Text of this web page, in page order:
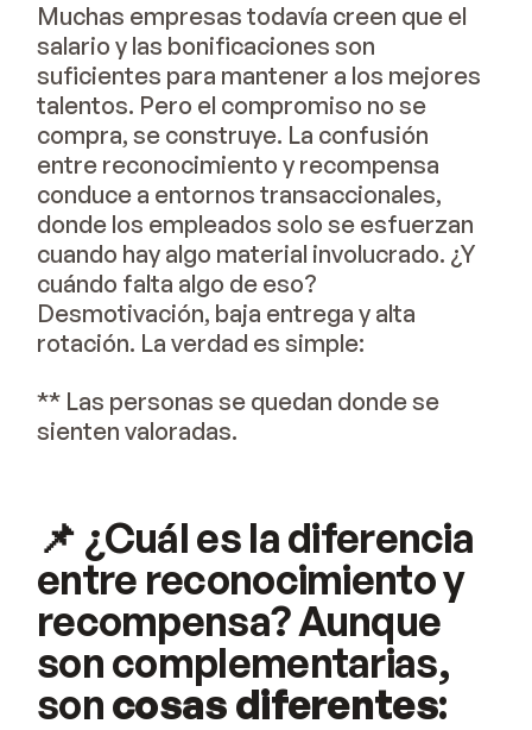
Muchas empresas todavía creen que el
salario y las bonificaciones son
suficientes para mantener a los mejores
talentos. Pero el compromiso no se
compra, se construye. La confusión
entre reconocimiento y recompensa
conduce a entornos transaccionales,
donde los empleados solo se esfuerzan
cuando hay algo material involucrado. ¿Y
cuándo falta algo de eso?
Desmotivación, baja entrega y alta
rotación. La verdad es simple:
** Las personas se quedan donde se
sienten valoradas.
📌 ¿Cuál es la diferencia
entre reconocimiento y
recompensa? Aunque
son complementarias,
soncosas diferentes: